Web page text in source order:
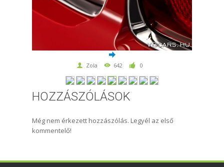
Zola 642 0
HOZZÁSZÓLÁSOK
Még nem érkezett hozzászólás. Legyél az első
kommentelő!